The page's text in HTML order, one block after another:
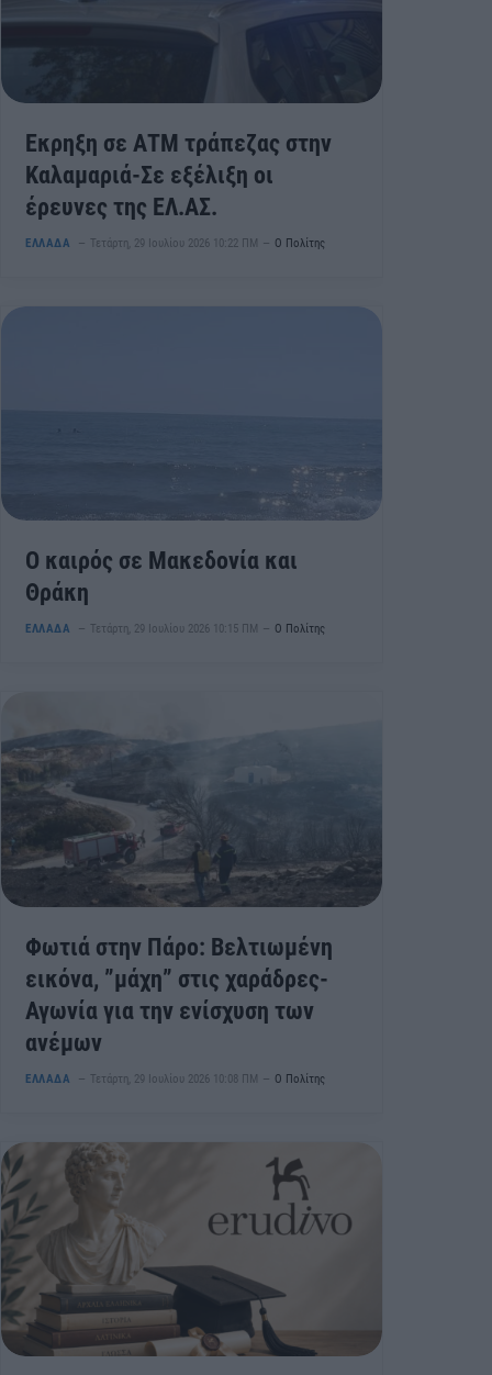
Έκρηξη σε ΑΤΜ τράπεζας στην
Καλαμαριά-Σε εξέλιξη οι
έρευνες της ΕΛ.ΑΣ.
ΕΛΛΑΔΑ Τετάρτη, 29 Ιουλίου 2026 10:22 ΠΜ Ο Πολίτης
Ο καιρός σε Μακεδονία και
Θράκη
ΕΛΛΑΔΑ Τετάρτη, 29 Ιουλίου 2026 10:15 ΠΜ Ο Πολίτης
Φωτιά στην Πάρο: Βελτιωμένη
εικόνα, ”μάχη” στις χαράδρες-
Αγωνία για την ενίσχυση των
ανέμων
ΕΛΛΑΔΑ Τετάρτη, 29 Ιουλίου 2026 10:08 ΠΜ Ο Πολίτης